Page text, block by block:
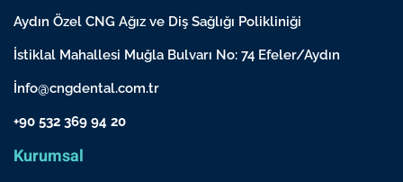
Aydın Özel CNG Ağız ve Diş Sağlığı Polikliniği
İstiklal Mahallesi Muğla Bulvarı No: 74 Efeler/Aydın
İnfo@cngdental.com.tr
+90 532 369 94 20
Kurumsal